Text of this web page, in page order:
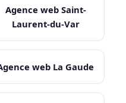
Agence web Saint-
Laurent-du-Var
web La Gaude